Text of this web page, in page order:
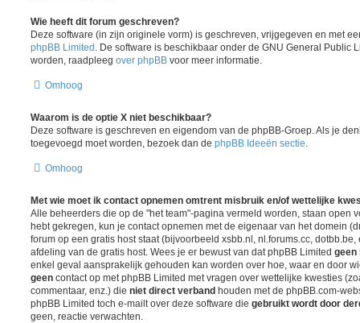
Wie heeft dit forum geschreven?
Deze software (in zijn originele vorm) is geschreven, vrijgegeven en met
phpBB Limited . De software is beschikbaar onder de GNU General Public
worden, raadpleeg over phpBB voor meer informatie.
Omhoog
Waarom is de optie X niet beschikbaar?
Deze software is geschreven en eigendom van de phpBB-Groep. Als je
toegevoegd moet worden, bezoek dan de phpBB Ideeën sectie
Omhoog
Met wie moet ik contact opnemen omtrent misbruik en/of wettelijke
Alle beheerders die op de "het team"-pagina vermeld worden, staan open
hebt gekregen, kun je contact opnemen met de eigenaar van het domein
forum op een gratis host staat (bijvoorbeeld xsbb.nl, nl.forums.cc,
afdeling van de gratis host. Wees je er bewust van dat phpBB Limited geen
enkel geval aansprakelijk gehouden kan worden over hoe, waar en door
geen contact op met phpBB Limited met vragen over wettelijke kwesties
commentaar, enz.) die niet direct verband houden met de phpBB.com-
phpBB Limited toch e-mailt over deze software die gebruikt wordt door
geen, reactie verwachten.